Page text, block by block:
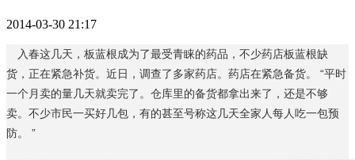
2014-03-30 21:17
入春这几天，板蓝根成为了最受青睐的药品，不少药店板蓝根缺
货，正在紧急补货。近日，调查了多家药店。药店在紧急备货。 “平时
一个月卖的量几天就卖完了。仓库里的备货都拿出来了，还是不够
卖。不少市民一买好几包，有的甚至号称这几天全家人每人吃一包预
防。 ”